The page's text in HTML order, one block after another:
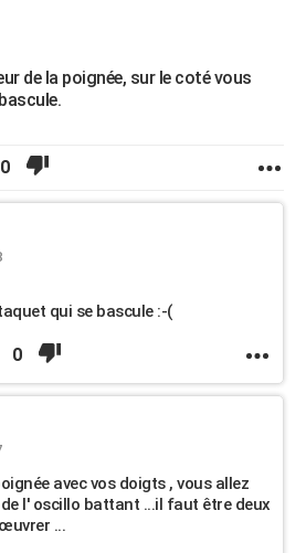
de la poignée, sur le coté vous
0
qui se bascule :-(
0
avec vos doigts , vous allez
l' oscillo battant ...il faut être deux
...